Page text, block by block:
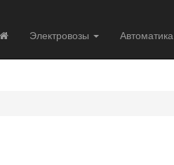
Электровозы Автоматика